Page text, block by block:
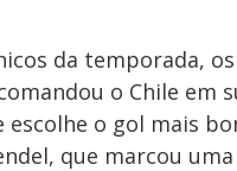
da temporada,
o Chile em
escolhe o gol mais
que marcou